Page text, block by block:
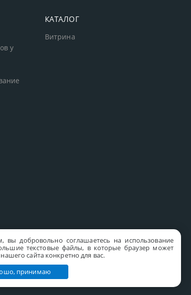
вы добровольно соглашаетесь на использование
текстовые файлы, в которые браузер может
сайта конкретно для вас.
принимаю
у
КАТАЛОГ
Витрина